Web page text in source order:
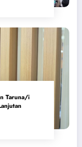
Taruna/i